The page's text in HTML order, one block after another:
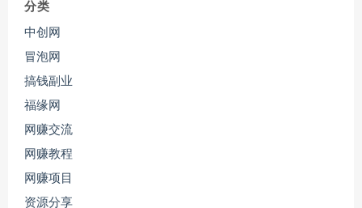
分类
中创网
冒泡网
搞钱副业
福缘网
网赚交流
网赚教程
网赚项目
资源分享